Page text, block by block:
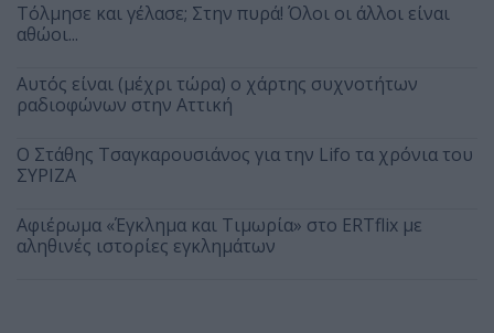
Τόλμησε και γέλασε; Στην πυρά! Όλοι οι άλλοι είναι
αθώοι...
Αυτός είναι (μέχρι τώρα) ο χάρτης συχνοτήτων
ραδιοφώνων στην Αττική
Ο Στάθης Τσαγκαρουσιάνος για την Lifo τα χρόνια του
ΣΥΡΙΖΑ
Αφιέρωμα «Έγκλημα και Τιμωρία» στο ERTflix με
αληθινές ιστορίες εγκλημάτων